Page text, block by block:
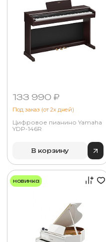
133 990 ₽
Под заказ (от 2х дней)
Цифровое пианино Yamaha
YDP-146R
В корзину
новинка